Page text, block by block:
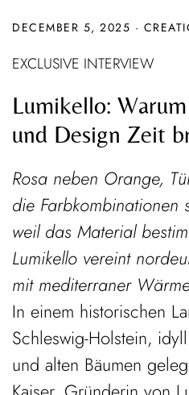
DECEMBER 5, 2025 ·
EXCLUSIVE INTERVIEW
Lumikello:
und Design Zeit
Rosa neben Orange,
die Farbkombinationen
weil das Material
Lumikello vereint
mit mediterraner
In einem historischen
Schleswig-Holstein,
und alten Bäumen